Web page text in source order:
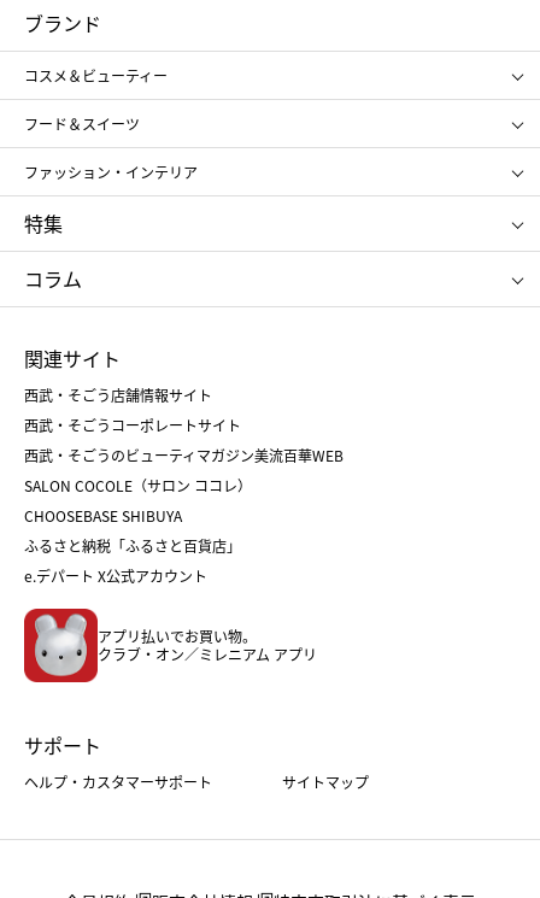
コスメ＆ビューティー
ギフト
レディース
メンズ
スポーツ・アウトドア
お中元
お歳暮
ブランド
コスメ＆ビューティー
SHISEIDO
ポール&ジョー ボーテ
ジルスチュアート
NARS
RMK
クリニーク
SK-Ⅱ
フード＆スイーツ
アンリ・シャルパンティエ
ゴディバ
新宿高野
たねや
ねんりん家
ファッション・インテリア
ポロ ラルフ ローレン
タケオ キクチ
ママ＆キッズ
シュタイフ
特集
お中元
ひな人形
五月人形
父の日
クリスマスケーキ
ホワイトデー
コラム
菓子折り
和菓子
人気のギフト
バレンタイン
ホワイトデー
おせち
フード
ホーム・キッチン＆アート
関連サイト
西武・そごう店舗情報サイト
西武・そごうコーポレートサイト
西武・そごうのビューティマガジン美流百華WEB
SALON COCOLE（サロン ココレ）
CHOOSEBASE SHIBUYA
ふるさと納税「ふるさと百貨店」
e.デパート X公式アカウント
アプリ払いでお買い物。
クラブ・オン／ミレニアム アプリ
サポート
ヘルプ・カスタマーサポート サイトマップ